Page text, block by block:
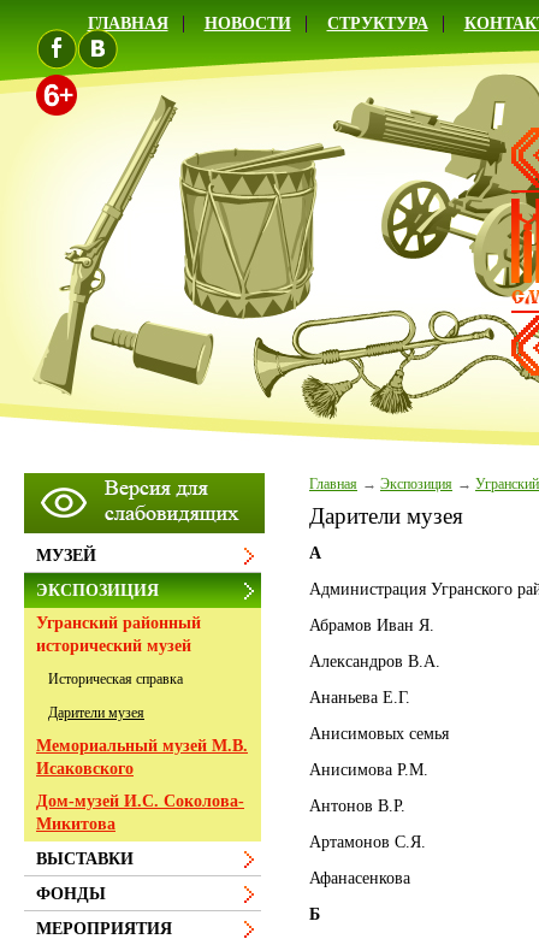
ГЛАВНАЯ НОВОСТИ СТРУКТУРА
Главная Экспозиция
Дарители музея
А
Администрация Угранского
Абрамов Иван Я.
Александров В.А.
Ананьева Е.Г.
Анисимовых семья
Анисимова Р.М.
Антонов В.Р.
Артамонов С.Я.
Афанасенкова
Б
МУЗЕЙ
ЭКСПОЗИЦИЯ
Угранский районный
исторический музей
Историческая справка
Дарители музея
Мемориальный музей М.В.
Исаковского
Дом-музей И.С. Соколова-
Микитова
ВЫСТАВКИ
ФОНДЫ
МЕРОПРИЯТИЯ